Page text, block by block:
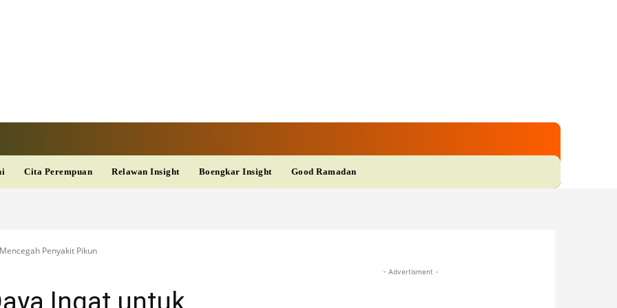
Cita Perempuan Relawan Insight Boengkar Insight Good Ramadan
Penyakit Pikun
Ingat untuk
- Advertisment -